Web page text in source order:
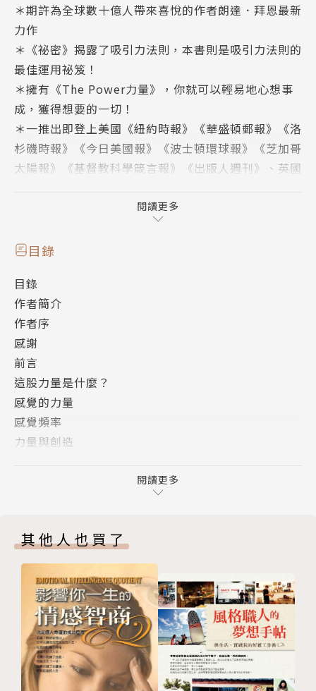
＊期許為全球數十億人帶來喜悅的作者朗達．拜恩最新
力作
＊《祕密》揭露了吸引力法則，本書則是吸引力法則的
最佳運用祕笈！
＊擁有《The Power力量》，你就可以輕易地心想事
成，獲得想要的一切！
＊一推出即登上美國《紐約時報》《華盛頓郵報》《洛
杉磯時報》《今日美國報》《波士頓環球報》《芝加哥
太陽報》《基督教科學箴言報》《出版人週刊》、英國
報》、馬來西亞《新海峽時報》及新加坡《海峽時報》
＊已賣出40國版權，全球讀者反應熱烈！
從信用卡帳戶領出幾百美元，分送給街上的人。其實她
很需要那筆錢來付帳單和買食物，但她了解吸引力法則
的力量，知道必須對錢感覺美好才能把錢帶來，而她這
個極端行動讓她感受到分送錢的美好。結果三天後，她
的銀行帳戶竟然收到了兩萬五千美元！
◎有一位女士被告知患有心臟病，但她拒絕抱持負面思
想，而是每天把右手放在心臟的位置，想像她有顆強壯
健康的心，想像心臟科醫生說她已經康復了。結果四個
月後醫生再次為她檢查心臟時很錯愕地發現，新的檢驗
◎一位年輕女士在大學畢業後試圖找一份工作，她運用
種成就表達感恩之心，也感謝一起工作的同事；每天計
畫要穿什麼衣服上班；開立一個薪水專用的帳戶。不久
之後，朋友突然告訴她有個職缺，去面試之後，她順利
得到那份工作，也實現了她在日記裡寫下的每一件事。
《祕密》讓全世界數千萬人以難以置信的方式改變生
命，而《The Power力量》則集結了自《祕密》上市
之後，作者朗達．拜恩所領悟到的全部精華。
這是一本汲取宇宙中最強大力量的指南——這股「力
閱讀更多
目錄
目錄
作者簡介
作者序
感謝
前言
這股力量是什麼？
感覺的力量
感覺頻率
力量與創造
人生隨著你的所思所感展現
力量與關係
力量與健康
力量與你
力量與生命
版權頁
閱讀更多
其他人也買了